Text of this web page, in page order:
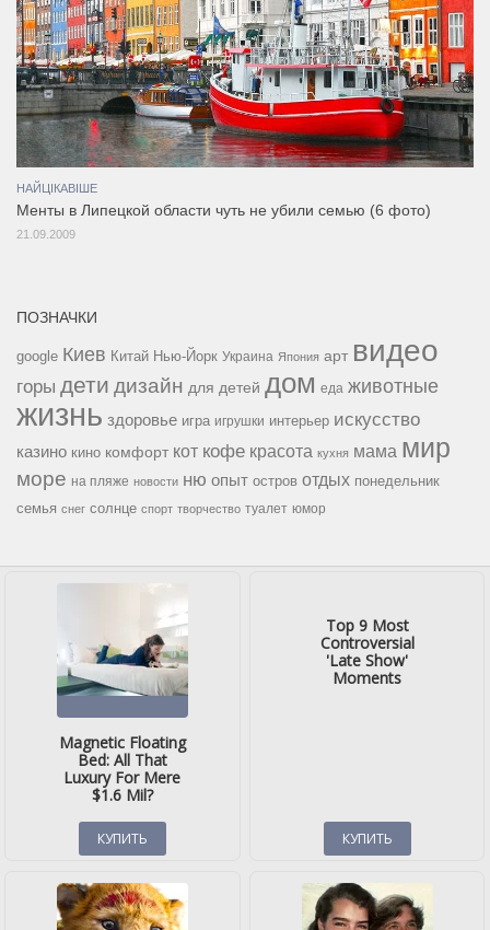
НАЙЦІКАВІШЕ
Менты в Липецкой области чуть не убили семью (6 фото)
21.09.2009
ПОЗНАЧКИ
google Киев Китай Нью-Йорк Украина Япония арт видео
горы дети дизайн для детей дом еда животные
жизнь здоровье игра игрушки интерьер искусство
казино кино комфорт кот кофе красота кухня мама мир
море на пляже новости ню опыт остров отдых понедельник
семья снег солнце спорт творчество туалет юмор